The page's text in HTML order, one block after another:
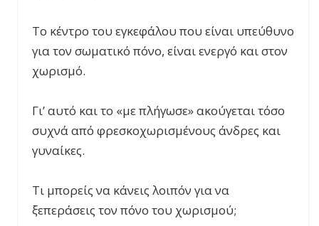
Το κέντρο του εγκεφάλου που είναι υπεύθυνο
για τον σωματικό πόνο, είναι ενεργό και στον
χωρισμό.
Γι’ αυτό και το «με πλήγωσε» ακούγεται τόσο
συχνά από φρεσκοχωρισμένους άνδρες και
γυναίκες.
Τι μπορείς να κάνεις λοιπόν για να
ξεπεράσεις τον πόνο του χωρισμού;